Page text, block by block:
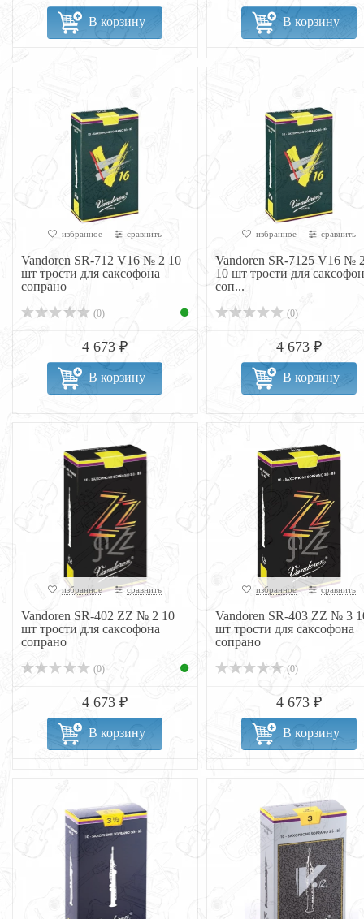
В корзину В корзину
избранное сравнить
Vandoren SR-712 V16 № 2 10
шт трости для саксофона
сопрано
(0)
4 673 ₽
В корзину
избранное сравнить
Vandoren SR-7125 V16 №
10 шт трости для
соп...
(0)
4 673 ₽
В корзину
избранное сравнить
Vandoren SR-402 ZZ № 2 10
шт трости для саксофона
сопрано
(0)
4 673 ₽
В корзину
избранное сравнить
Vandoren SR-403 ZZ № 3
шт трости для саксофона
сопрано
(0)
4 673 ₽
В корзину